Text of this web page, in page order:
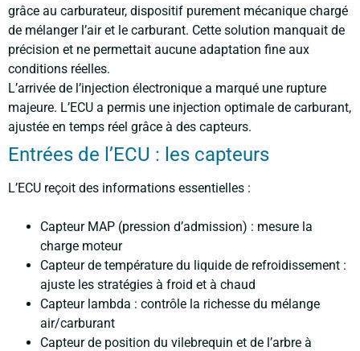
grâce au carburateur, dispositif purement mécanique chargé
de mélanger l’air et le carburant. Cette solution manquait de
précision et ne permettait aucune adaptation fine aux
conditions réelles.
L’arrivée de l’injection électronique a marqué une rupture
majeure. L’ECU a permis une injection optimale de carburant,
ajustée en temps réel grâce à des capteurs.
Entrées de l’ECU : les capteurs
L’ECU reçoit des informations essentielles :
Capteur MAP (pression d’admission) : mesure la
charge moteur
Capteur de température du liquide de refroidissement :
ajuste les stratégies à froid et à chaud
Capteur lambda : contrôle la richesse du mélange
air/carburant
Capteur de position du vilebrequin et de l’arbre à